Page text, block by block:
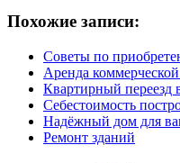
Похожие записи:
Советы по
Аренда
Квартирный переезд
Себестоимость
Надёжный дом для
Ремонт зданий